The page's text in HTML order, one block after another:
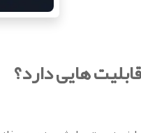
هایی دارد؟